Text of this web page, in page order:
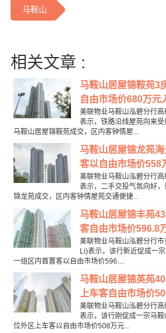
马鞍山
相关文章 :
马鞍山居屋锦鞍苑3
自由市场价680万元
美联物业马鞍山泓碧分行
表示，铁路沿线屋苑向来
马鞍山居屋锦鞍苑成交，区内客钟情屋...
马鞍山居屋锦龙苑
客以自由市场价558
美联物业马鞍山泓碧分行
表示，二手交投气氛向好
锦龙苑成交，区内客钟情屋苑交通便捷...
马鞍山居屋锦丰苑
客自由市场价596.8
美联物业马鞍山泓碧分行
Li)表示，该行新近促成一
一组区内首置客以自由市场价596....
马鞍山居屋锦英苑
上车客自由市场价
美联物业马鞍山泓碧分行
表示，该行刚促成一宗马
位外区上车客以自由市场价508万元...